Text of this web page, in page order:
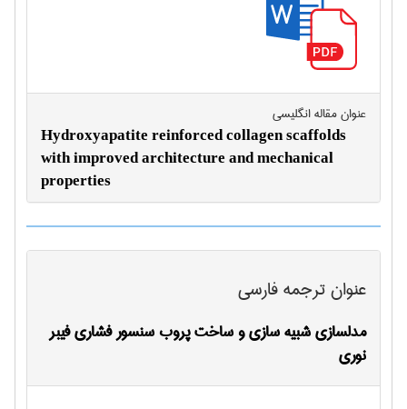
عنوان مقاله انگليسی
Hydroxyapatite reinforced collagen scaffolds
with improved architecture and mechanical
properties
عنوان ترجمه فارسی
مدلسازی شبیه سازی و ساخت پروب سنسور فشاری فیبر
نوری